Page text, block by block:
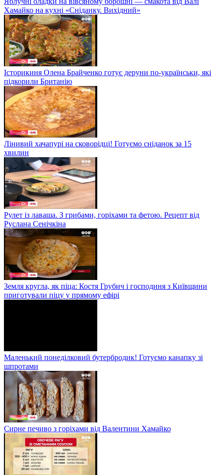
Хамайко на кухні «Сніданку. Вихідний»
Історикиня Олена Брайченко готує деруни по-українськи, які
підкорили Британію
Лінивий хачапурі на сковорідці! Готуємо сніданок за 15
хвилин
Рулет із лаваша. З грибами, горіхами та фетою. Рецепт від
Руслана Сенічкіна
Земля кругла, як піца: Костя Грубич і господиня з Київщини
приготували піцу у прямому ефірі
Маленький понеділковий бутербродик! Готуємо канапку зі
шпротами
Сирне печиво з горіхами від Валентини Хамайко